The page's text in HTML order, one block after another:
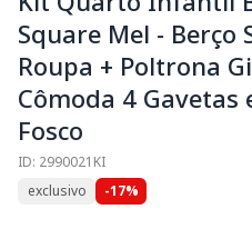
Square Mel - Berço
Roupa + Poltrona
Cômoda 4 Gavetas
Fosco
ID: 2990021KI
exclusivo
-17%